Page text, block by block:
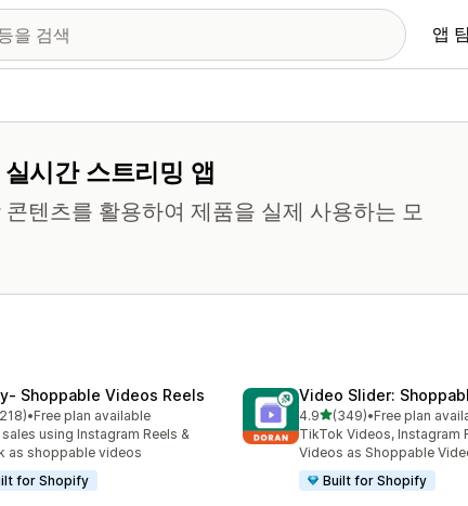
앱
시간 스트리밍 앱
텐츠를 활용하여 제품을 실제 사용하는 모
Shoppable Videos Reels
개 중
218개
•Free plan available
using Instagram Reels &
as shoppable videos
for Shopify
Video Slider:
4.9별 5개 중
(349)
총 리뷰 349개
•Free plan
TikTok Videos, Instagram
Videos as Shoppable
Built for Shopify